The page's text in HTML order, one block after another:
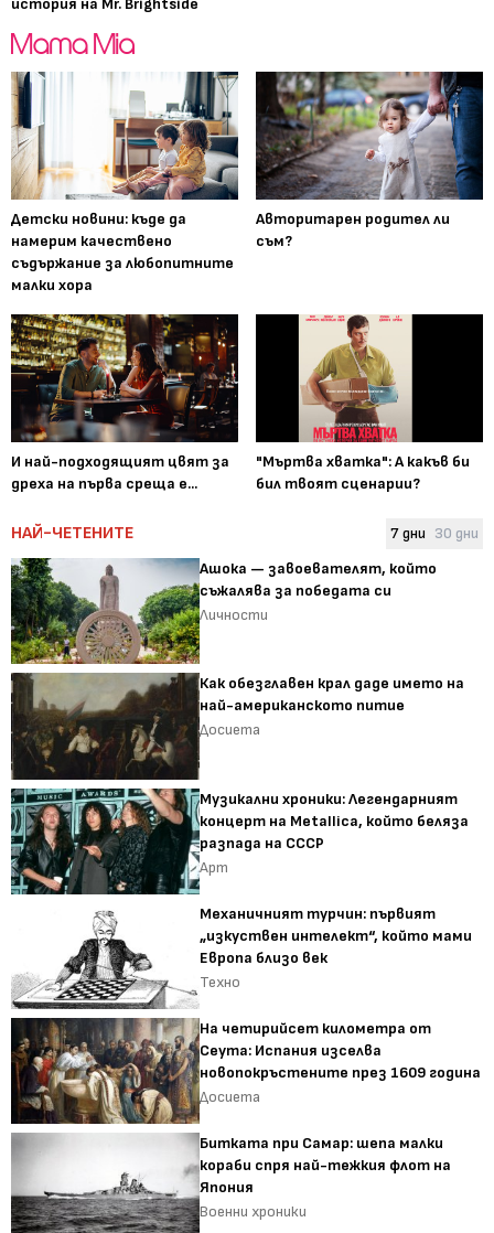
история на Mr. Brightside
Детски новини: къде да
намерим качествено
съдържание за любопитните
малки хора
Авторитарен родител ли
съм?
И най-подходящият цвят за
дреха на първа среща е...
"Мъртва хватка": А какъв би
бил твоят сценарии?
НАЙ-ЧЕТЕНИТЕ 7 дни 30 дни
Ашока — завоевателят, който
съжалява за победата си
Личности
Как обезглавен крал даде името на
най-американското питие
Досиета
Музикални хроники: Легендарният
концерт на Metallica, който беляза
разпада на СССР
Арт
Механичният турчин: първият
„изкуствен интелект“, който мами
Европа близо век
Техно
На четирийсет километра от
Сеута: Испания изселва
новопокръстените през 1609 година
Досиета
Битката при Самар: шепа малки
кораби спря най-тежкия флот на
Япония
Военни хроники